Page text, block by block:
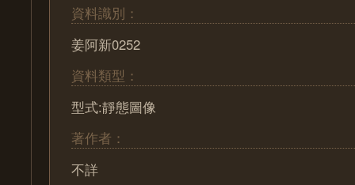
資料識別：
姜阿新0252
資料類型：
型式:靜態圖像
著作者：
不詳